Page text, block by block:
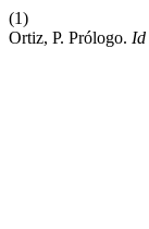
(1)
Ortiz, P. Prólogo. Id